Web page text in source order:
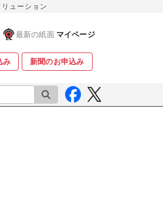
ューション
最新の紙面 マイページ
み 新聞のお申込み
検索